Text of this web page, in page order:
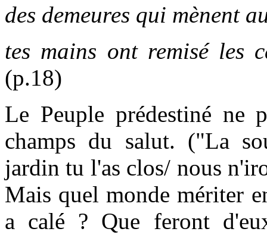
des demeures qui mènent
tes mains ont remisé les
(p.18)
Le Peuple prédestiné ne
champs du salut. ("La
jardin tu l'as clos/ nous
Mais quel monde mériter
a calé ? Que feront